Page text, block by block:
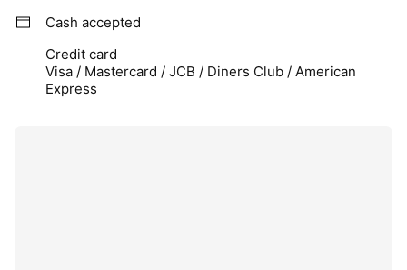
Cash accepted
Credit card
Visa / Mastercard / JCB / Diners Club / American
Express